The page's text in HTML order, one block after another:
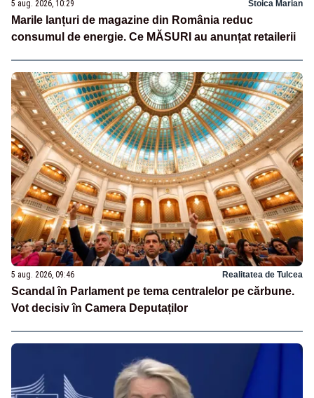
5 aug. 2026, 10:29 Stoica Marian
Marile lanțuri de magazine din România reduc
consumul de energie. Ce MĂSURI au anunțat retailerii
5 aug. 2026, 09:46 Realitatea de Tulcea
Scandal în Parlament pe tema centralelor pe cărbune.
Vot decisiv în Camera Deputaților